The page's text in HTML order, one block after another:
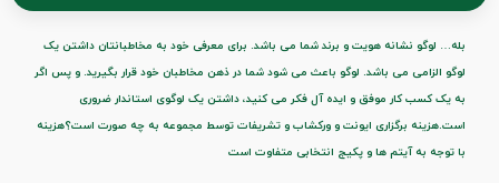
بله… لوگو نشانه هویت و برند شما می باشد. برای معرفی خود به مخاطبانتان داشتن یک
لوگو الزامی می باشد. لوگو باعث می شود شما در ذهن مخاطبان خود قرار بگیرید. و پس اگر
به یک کسب کار موفق و ایده آل فکر می کنید، داشتن یک لوگوی استاندار ضروری
است.هزینه برگزاری ایونت و ورکشاب و تشریفات توسط مجموعه به چه صورت است؟هزینه
با توجه به آیتم ها و پکیج انتخابی متفاوت است